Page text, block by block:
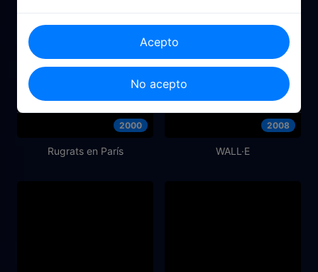
2000
Rugrats en París
2008
WALL·E
Acepto
No acepto